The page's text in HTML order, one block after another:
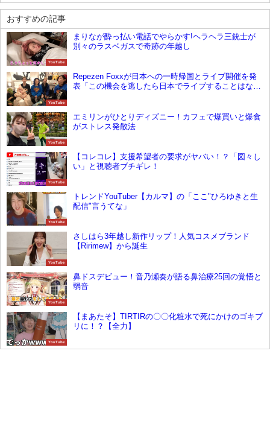
おすすめの記事
YouTube
まりなが酔っ払い電話でやらかす!ヘラヘラ三銃士が
別々のラスベガスで奇跡の年越し
YouTube
Repezen Foxxが日本への一時帰国とライブ開催を発
表「この機会を逃したら日本でライブすることはな
YouTube
エミリンがひとりディズニー！カフェで爆買いと爆食
がストレス発散法
YouTube
【コレコレ】支援希望者の要求がヤバい！？「図々し
い」と視聴者ブチギレ！
YouTube
トレンドYouTuber【カルマ】の「ここ"ひろゆきと生
配信"言うてな」
YouTube
さしはら3年越し新作リップ！人気コスメブランド
【Ririmew】から誕生
YouTube
鼻ドスデビュー！音乃瀬奏が語る鼻治療25回の覚悟と
弱音
YouTube
【まあたそ】TIRTIRの〇〇化粧水で死にかけのゴキブ
リに！？【全力】